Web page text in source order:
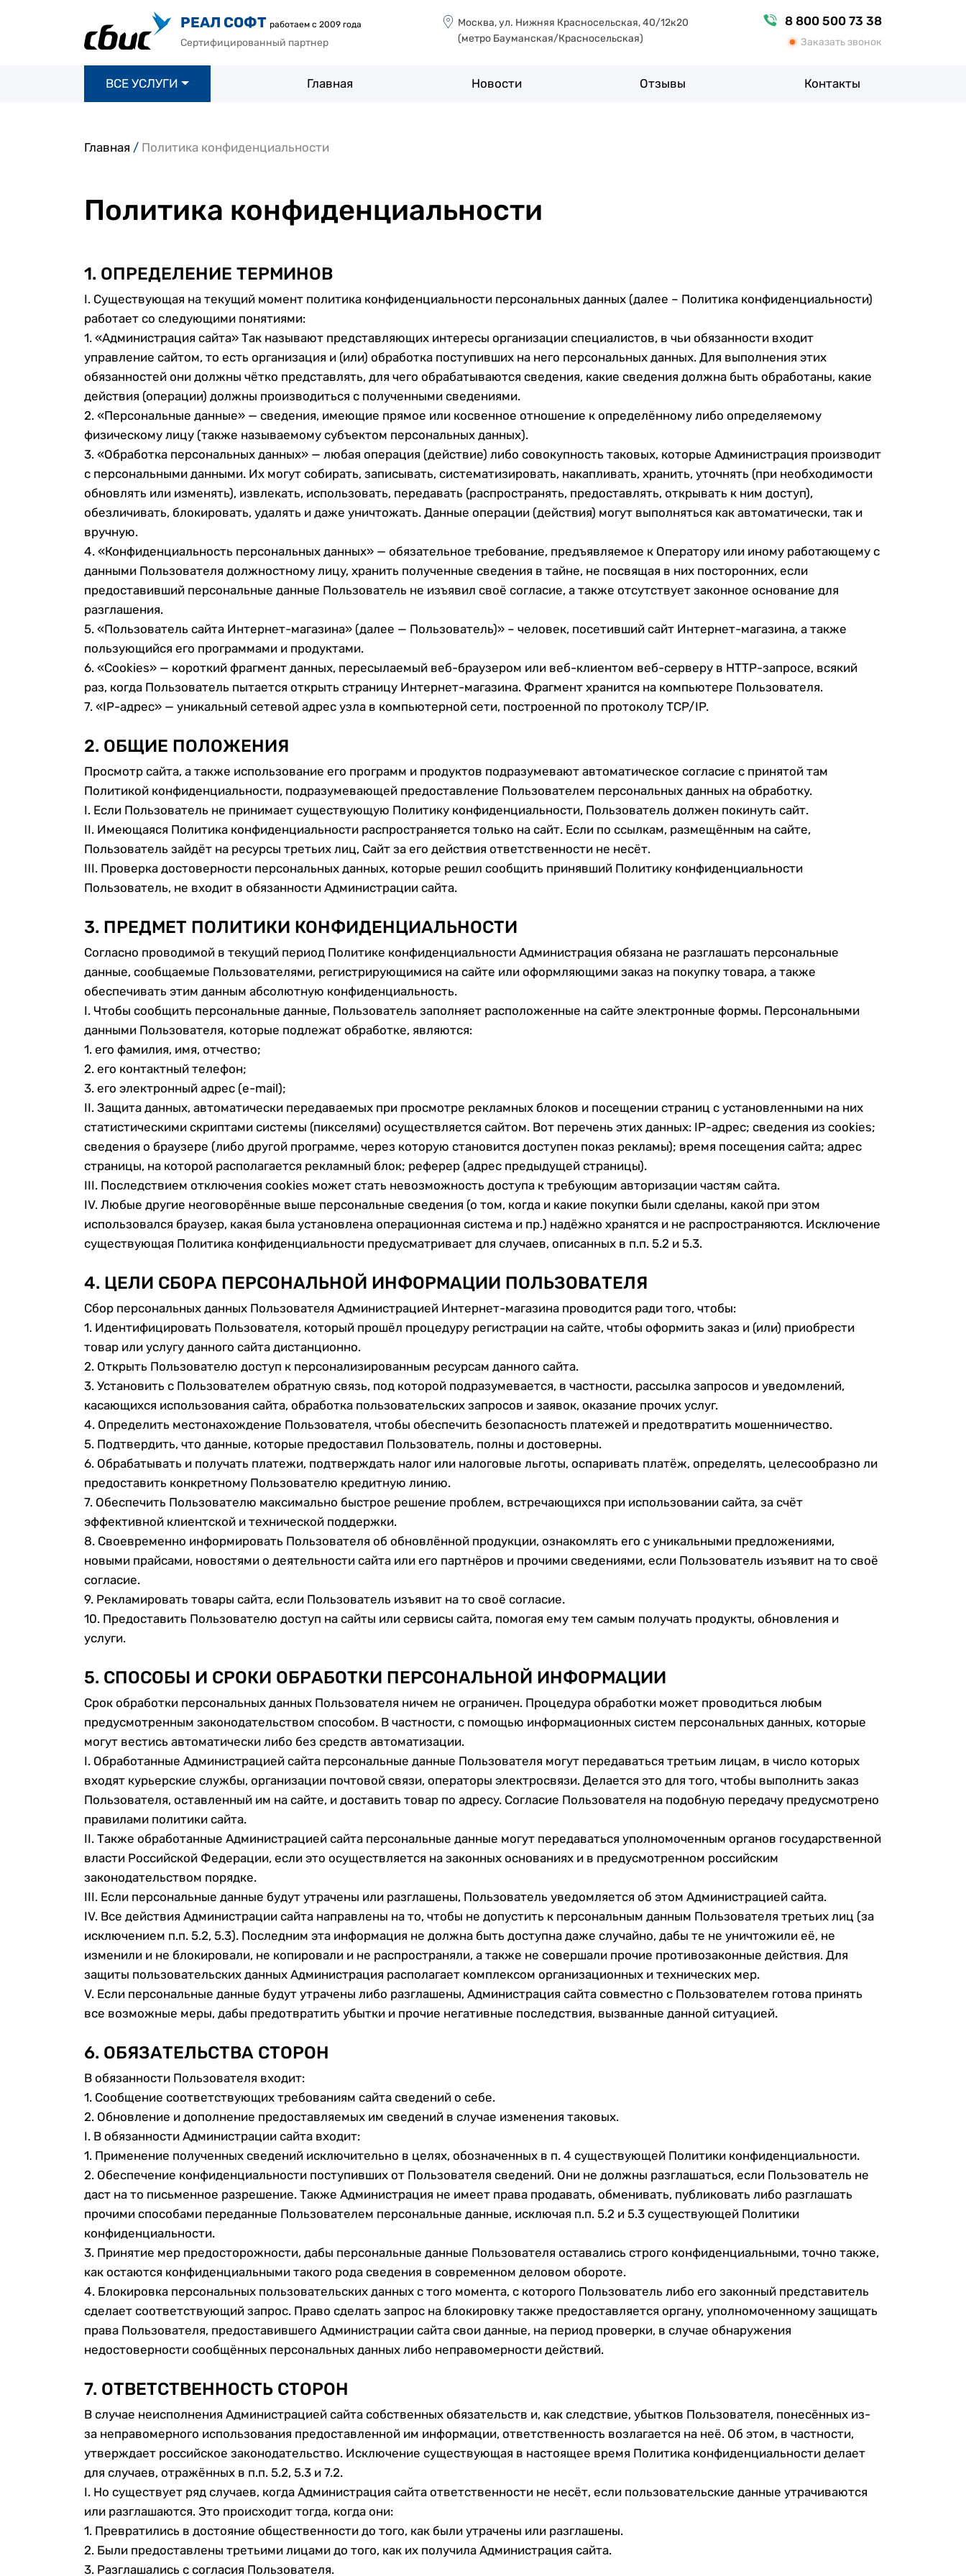
РЕАЛ СОФТ работаем с 2009 года
Сертифицированный партнер
Москва, ул. Нижняя Красносельская, 40/12к20
(метро Бауманская/Красносельская)
8 800 500 73 38
Заказать звонок
ВСЕ УСЛУГИ Главная Новости Отзывы Контакты
Главная / Политика конфиденциальности
Политика конфиденциальности
1. ОПРЕДЕЛЕНИЕ ТЕРМИНОВ
I. Существующая на текущий момент политика конфиденциальности персональных данных (далее – Политика конфиденциальности)
работает со следующими понятиями:
1. «Администрация сайта» Так называют представляющих интересы организации специалистов, в чьи обязанности входит
управление сайтом, то есть организация и (или) обработка поступивших на него персональных данных. Для выполнения этих
обязанностей они должны чётко представлять, для чего обрабатываются сведения, какие сведения должна быть обработаны, какие
действия (операции) должны производиться с полученными сведениями.
2. «Персональные данные» — сведения, имеющие прямое или косвенное отношение к определённому либо определяемому
физическому лицу (также называемому субъектом персональных данных).
3. «Обработка персональных данных» — любая операция (действие) либо совокупность таковых, которые Администрация производит
с персональными данными. Их могут собирать, записывать, систематизировать, накапливать, хранить, уточнять (при необходимости
обновлять или изменять), извлекать, использовать, передавать (распространять, предоставлять, открывать к ним доступ),
обезличивать, блокировать, удалять и даже уничтожать. Данные операции (действия) могут выполняться как автоматически, так и
вручную.
4. «Конфиденциальность персональных данных» — обязательное требование, предъявляемое к Оператору или иному работающему с
данными Пользователя должностному лицу, хранить полученные сведения в тайне, не посвящая в них посторонних, если
предоставивший персональные данные Пользователь не изъявил своё согласие, а также отсутствует законное основание для
разглашения.
5. «Пользователь сайта Интернет-магазина» (далее — Пользователь)» – человек, посетивший сайт Интернет-магазина, а также
пользующийся его программами и продуктами.
6. «Cookies» — короткий фрагмент данных, пересылаемый веб-браузером или веб-клиентом веб-серверу в HTTP-запросе, всякий
раз, когда Пользователь пытается открыть страницу Интернет-магазина. Фрагмент хранится на компьютере Пользователя.
7. «IP-адрес» — уникальный сетевой адрес узла в компьютерной сети, построенной по протоколу TCP/IP.
2. ОБЩИЕ ПОЛОЖЕНИЯ
Просмотр сайта, а также использование его программ и продуктов подразумевают автоматическое согласие с принятой там
Политикой конфиденциальности, подразумевающей предоставление Пользователем персональных данных на обработку.
I. Если Пользователь не принимает существующую Политику конфиденциальности, Пользователь должен покинуть сайт.
II. Имеющаяся Политика конфиденциальности распространяется только на сайт. Если по ссылкам, размещённым на сайте,
Пользователь зайдёт на ресурсы третьих лиц, Сайт за его действия ответственности не несёт.
III. Проверка достоверности персональных данных, которые решил сообщить принявший Политику конфиденциальности
Пользователь, не входит в обязанности Администрации сайта.
3. ПРЕДМЕТ ПОЛИТИКИ КОНФИДЕНЦИАЛЬНОСТИ
Согласно проводимой в текущий период Политике конфиденциальности Администрация обязана не разглашать персональные
данные, сообщаемые Пользователями, регистрирующимися на сайте или оформляющими заказ на покупку товара, а также
обеспечивать этим данным абсолютную конфиденциальность.
I. Чтобы сообщить персональные данные, Пользователь заполняет расположенные на сайте электронные формы. Персональными
данными Пользователя, которые подлежат обработке, являются:
1. его фамилия, имя, отчество;
2. его контактный телефон;
3. его электронный адрес (e-mail);
II. Защита данных, автоматически передаваемых при просмотре рекламных блоков и посещении страниц с установленными на них
статистическими скриптами системы (пикселями) осуществляется сайтом. Вот перечень этих данных: IP-адрес; сведения из cookies;
сведения о браузере (либо другой программе, через которую становится доступен показ рекламы); время посещения сайта; адрес
страницы, на которой располагается рекламный блок; реферер (адрес предыдущей страницы).
III. Последствием отключения cookies может стать невозможность доступа к требующим авторизации частям сайта.
IV. Любые другие неоговорённые выше персональные сведения (о том, когда и какие покупки были сделаны, какой при этом
использовался браузер, какая была установлена операционная система и пр.) надёжно хранятся и не распространяются. Исключение
существующая Политика конфиденциальности предусматривает для случаев, описанных в п.п. 5.2 и 5.3.
4. ЦЕЛИ СБОРА ПЕРСОНАЛЬНОЙ ИНФОРМАЦИИ ПОЛЬЗОВАТЕЛЯ
Сбор персональных данных Пользователя Администрацией Интернет-магазина проводится ради того, чтобы:
1. Идентифицировать Пользователя, который прошёл процедуру регистрации на сайте, чтобы оформить заказ и (или) приобрести
товар или услугу данного сайта дистанционно.
2. Открыть Пользователю доступ к персонализированным ресурсам данного сайта.
3. Установить с Пользователем обратную связь, под которой подразумевается, в частности, рассылка запросов и уведомлений,
касающихся использования сайта, обработка пользовательских запросов и заявок, оказание прочих услуг.
4. Определить местонахождение Пользователя, чтобы обеспечить безопасность платежей и предотвратить мошенничество.
5. Подтвердить, что данные, которые предоставил Пользователь, полны и достоверны.
6. Обрабатывать и получать платежи, подтверждать налог или налоговые льготы, оспаривать платёж, определять, целесообразно ли
предоставить конкретному Пользователю кредитную линию.
7. Обеспечить Пользователю максимально быстрое решение проблем, встречающихся при использовании сайта, за счёт
эффективной клиентской и технической поддержки.
8. Своевременно информировать Пользователя об обновлённой продукции, ознакомлять его с уникальными предложениями,
новыми прайсами, новостями о деятельности сайта или его партнёров и прочими сведениями, если Пользователь изъявит на то своё
согласие.
9. Рекламировать товары сайта, если Пользователь изъявит на то своё согласие.
10. Предоставить Пользователю доступ на сайты или сервисы сайта, помогая ему тем самым получать продукты, обновления и
услуги.
5. СПОСОБЫ И СРОКИ ОБРАБОТКИ ПЕРСОНАЛЬНОЙ ИНФОРМАЦИИ
Срок обработки персональных данных Пользователя ничем не ограничен. Процедура обработки может проводиться любым
предусмотренным законодательством способом. В частности, с помощью информационных систем персональных данных, которые
могут вестись автоматически либо без средств автоматизации.
I. Обработанные Администрацией сайта персональные данные Пользователя могут передаваться третьим лицам, в число которых
входят курьерские службы, организации почтовой связи, операторы электросвязи. Делается это для того, чтобы выполнить заказ
Пользователя, оставленный им на сайте, и доставить товар по адресу. Согласие Пользователя на подобную передачу предусмотрено
правилами политики сайта.
II. Также обработанные Администрацией сайта персональные данные могут передаваться уполномоченным органов государственной
власти Российской Федерации, если это осуществляется на законных основаниях и в предусмотренном российским
законодательством порядке.
III. Если персональные данные будут утрачены или разглашены, Пользователь уведомляется об этом Администрацией сайта.
IV. Все действия Администрации сайта направлены на то, чтобы не допустить к персональным данным Пользователя третьих лиц (за
исключением п.п. 5.2, 5.3). Последним эта информация не должна быть доступна даже случайно, дабы те не уничтожили её, не
изменили и не блокировали, не копировали и не распространяли, а также не совершали прочие противозаконные действия. Для
защиты пользовательских данных Администрация располагает комплексом организационных и технических мер.
V. Если персональные данные будут утрачены либо разглашены, Администрация сайта совместно с Пользователем готова принять
все возможные меры, дабы предотвратить убытки и прочие негативные последствия, вызванные данной ситуацией.
6. ОБЯЗАТЕЛЬСТВА СТОРОН
В обязанности Пользователя входит:
1. Сообщение соответствующих требованиям сайта сведений о себе.
2. Обновление и дополнение предоставляемых им сведений в случае изменения таковых.
I. В обязанности Администрации сайта входит:
1. Применение полученных сведений исключительно в целях, обозначенных в п. 4 существующей Политики конфиденциальности.
2. Обеспечение конфиденциальности поступивших от Пользователя сведений. Они не должны разглашаться, если Пользователь не
даст на то письменное разрешение. Также Администрация не имеет права продавать, обменивать, публиковать либо разглашать
прочими способами переданные Пользователем персональные данные, исключая п.п. 5.2 и 5.3 существующей Политики
конфиденциальности.
3. Принятие мер предосторожности, дабы персональные данные Пользователя оставались строго конфиденциальными, точно также,
как остаются конфиденциальными такого рода сведения в современном деловом обороте.
4. Блокировка персональных пользовательских данных с того момента, с которого Пользователь либо его законный представитель
сделает соответствующий запрос. Право сделать запрос на блокировку также предоставляется органу, уполномоченному защищать
права Пользователя, предоставившего Администрации сайта свои данные, на период проверки, в случае обнаружения
недостоверности сообщённых персональных данных либо неправомерности действий.
7. ОТВЕТСТВЕННОСТЬ СТОРОН
В случае неисполнения Администрацией сайта собственных обязательств и, как следствие, убытков Пользователя, понесённых из-
за неправомерного использования предоставленной им информации, ответственность возлагается на неё. Об этом, в частности,
утверждает российское законодательство. Исключение существующая в настоящее время Политика конфиденциальности делает
для случаев, отражённых в п.п. 5.2, 5.3 и 7.2.
I. Но существует ряд случаев, когда Администрация сайта ответственности не несёт, если пользовательские данные утрачиваются
или разглашаются. Это происходит тогда, когда они:
1. Превратились в достояние общественности до того, как были утрачены или разглашены.
2. Были предоставлены третьими лицами до того, как их получила Администрация сайта.
3. Разглашались с согласия Пользователя.